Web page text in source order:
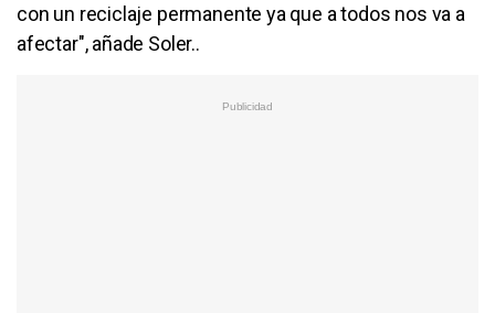
con un reciclaje permanente ya que a todos nos va a
afectar", añade Soler..